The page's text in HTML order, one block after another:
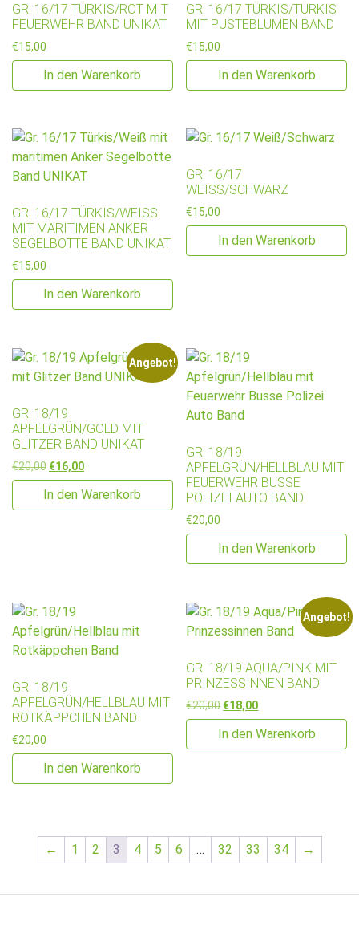
GR. 16/17 TÜRKIS/ROT MIT
FEUERWEHR BAND UNIKAT
€15,00
In den Warenkorb
GR. 16/17 TÜRKIS/TÜRKIS
MIT PUSTEBLUMEN BAND
€15,00
In den Warenkorb
GR. 16/17 TÜRKIS/WEISS M
IT MARITIMEN ANKER S
EGELBOTTE BAND UNIKAT
€15,00
In den Warenkorb
GR. 16/17
WEISS/SCHWARZ
€15,00
In den Warenkorb
Angebot!
GR. 18/19
APFELGRÜN/GOLD MIT
GLITZER BAND UNIKAT
€20,00 Ursprünglicher Preis war: €20,00
€16,00Aktueller Preis ist: €16,00.
In den Warenkorb
GR. 18/19
APFELGRÜN/HELLBLAU MIT
FEUERWEHR BUSSE
POLIZEI AUTO BAND
€20,00
In den Warenkorb
GR. 18/19
APFELGRÜN/HELLBLAU MIT
ROTKÄPPCHEN BAND
€20,00
In den Warenkorb
Angebot!
GR. 18/19 AQUA/PINK MIT
PRINZESSINNEN BAND
€20,00 Ursprünglicher Preis war:
€18,00Aktueller Preis ist:
In den Warenkorb
← 1 2 3 4 5 6 … 32 33 34 →